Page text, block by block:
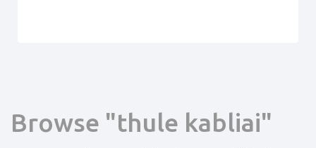
Browse "thule kabliai"